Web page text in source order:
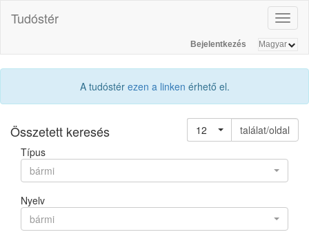
Tudóstér
Bejelentkezés
A tudóstér ezen a linken érhető el.
Összetett keresés 12
találat/oldal
Típus
bármi
Nyelv
bármi